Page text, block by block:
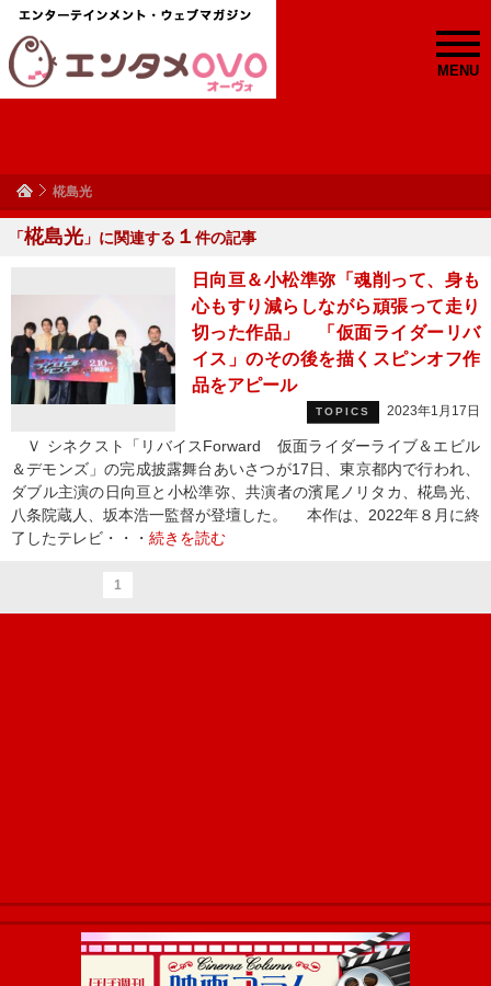
MENU
椛島光
「椛島光 」に関連する １ 件の記事
日向亘＆小松準弥「魂削って、身も
心もすり減らしながら頑張って走り
切った作品」 「仮面ライダーリバ
イス」のその後を描くスピンオフ作
品をアピール
TOPICS 2023年1月17日
Ｖ シネクスト「リバイスForward 仮面ライダーライブ＆エビル
＆デモンズ」の完成披露舞台あいさつが17日、東京都内で行われ、
ダブル主演の日向亘と小松準弥、共演者の濱尾ノリタカ、椛島光、
八条院蔵人、坂本浩一監督が登壇した。 本作は、2022年８月に終
了したテレビ・・・ 続きを読む
1